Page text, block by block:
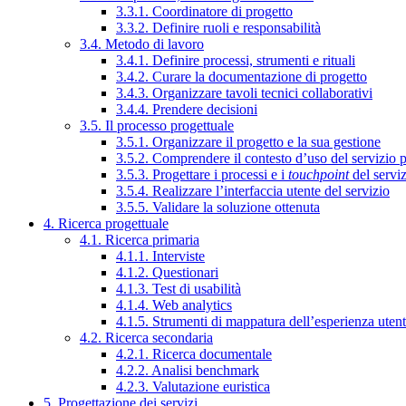
3.3.1. Coordinatore di progetto
3.3.2. Definire ruoli e responsabilità
3.4. Metodo di lavoro
3.4.1. Definire processi, strumenti e rituali
3.4.2. Curare la documentazione di progetto
3.4.3. Organizzare tavoli tecnici collaborativi
3.4.4. Prendere decisioni
3.5. Il processo progettuale
3.5.1. Organizzare il progetto e la sua gestione
3.5.2. Comprendere il contesto d’uso del servizio
3.5.3. Progettare i processi e i touchpointdel
3.5.4. Realizzare l’interfaccia utente del servizio
3.5.5. Validare la soluzione ottenuta
4. Ricerca progettuale
4.1. Ricerca primaria
4.1.1. Interviste
4.1.2. Questionari
4.1.3. Test di usabilità
4.1.4. Web analytics
4.1.5. Strumenti di mappatura dell’esperienza
4.2. Ricerca secondaria
4.2.1. Ricerca documentale
4.2.2. Analisi benchmark
4.2.3. Valutazione euristica
5. Progettazione dei servizi